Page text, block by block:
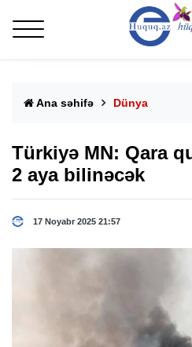
Ana səhifə Dünya
Türkiyə MN: Qara
2 aya bilinəcək
17 Noyabr 2025 21:57